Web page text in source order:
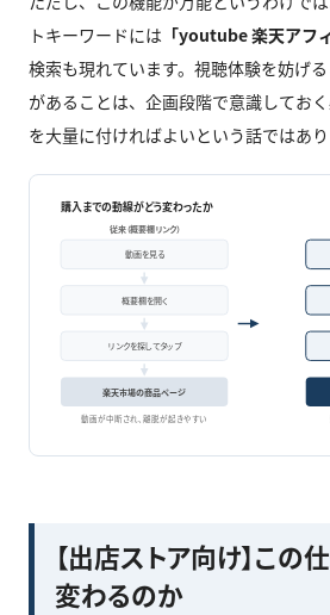
トキーワードには 「youtube 楽天アフ
検索も現れています。視聴体験を妨げ
があることは、企画段階で意識してお
を大量に付ければよいという話ではあり
購入までの動線がどう変わったか
従来（概要欄リンク）
動画を見る
概要欄を開く
リンクを探してタップ
楽天市場の商品ページ
動画が中断され、離脱が起きやすい
【出店ストア向け】この
変わるのか